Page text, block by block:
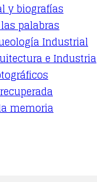
y biografías
palabras
Industrial
e Industria
memoria